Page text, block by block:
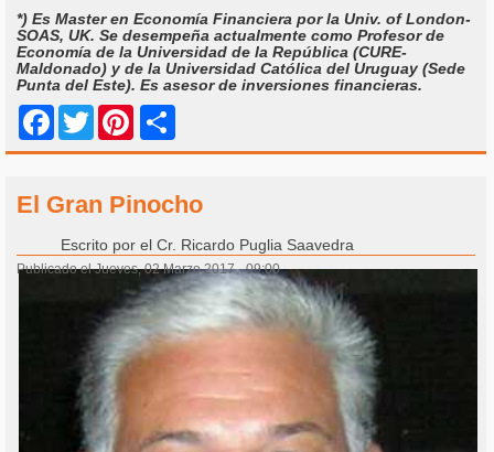
*) Es Master en Economía Financiera por la Univ. of London-
SOAS, UK. Se desempeña actualmente como Profesor de
Economía de la Universidad de la República (CURE-
Maldonado) y de la Universidad Católica del Uruguay (Sede
Punta del Este). Es asesor de inversiones financieras.
Facebook
Twitter Pinterest
El Gran Pinocho
Escrito por el Cr. Ricardo Puglia Saavedra
Publicado el Jueves, 02 Marzo 2017 - 09:00